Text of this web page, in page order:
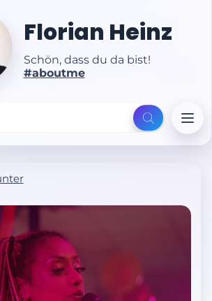
Florian Heinz
Schön, dass du da bist!
#aboutme